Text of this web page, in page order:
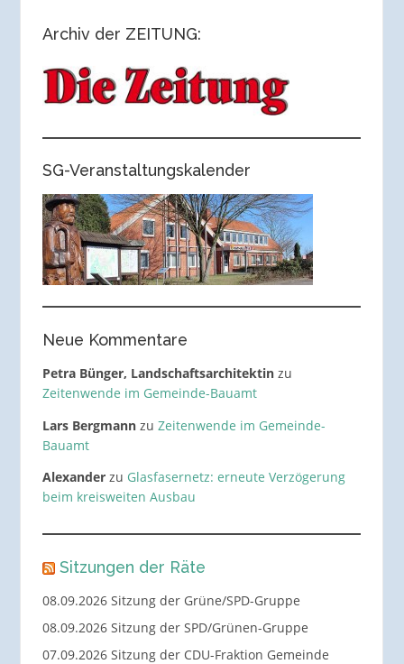
Archiv der ZEITUNG:
SG-Veranstaltungskalender
Neue Kommentare
Petra Bünger, Landschaftsarchitektinzu
Zeitenwende im Gemeinde-Bauamt
Lars Bergmannzu Zeitenwende im Gemeinde-
Bauamt
Alexanderzu Glasfasernetz: erneute Verzögerung
beim kreisweiten Ausbau
Sitzungen der Räte
08.09.2026 Sitzung der Grüne/SPD-Gruppe
08.09.2026 Sitzung der SPD/Grünen-Gruppe
07.09.2026 Sitzung der CDU-Fraktion Gemeinde